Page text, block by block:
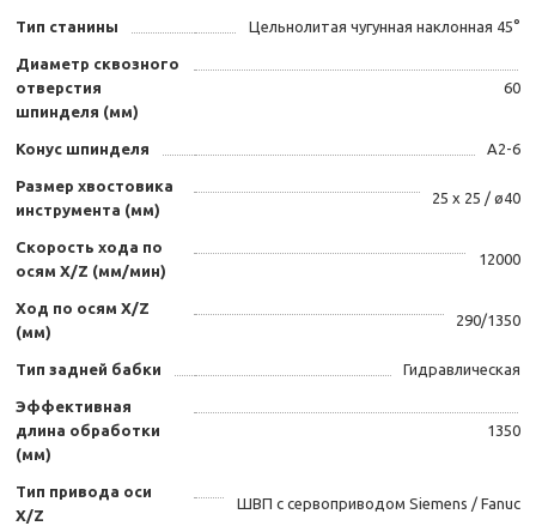
Тип станины Цельнолитая чугунная наклонная 45°
Диаметр сквозного
отверстия
шпинделя (мм)
60
Конус шпинделя А2-6
Размер хвостовика
инструмента (мм)
25 х 25 / ø40
Скорость хода по
осям X/Z (мм/мин)
12000
Ход по осям X/Z
(мм)
290/1350
Тип задней бабки Гидравлическая
Эффективная
длина обработки
(мм)
1350
Тип привода оси
X/Z
ШВП с сервоприводом Siemens / Fanuc